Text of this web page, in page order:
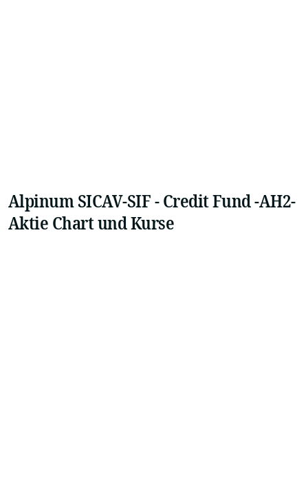
Alpinum SICAV-SIF - Credit Fund -AH2-
Aktie Chart und Kurse